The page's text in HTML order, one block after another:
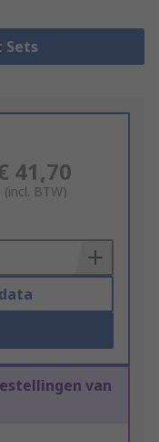
Sets
41,70
(incl. BTW)
van